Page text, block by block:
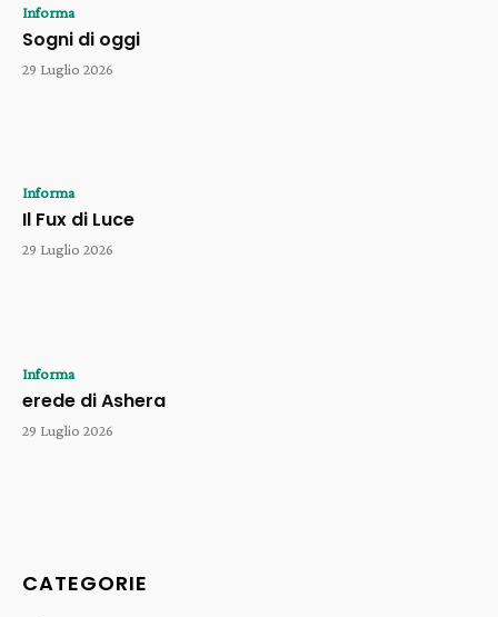
Informa
Sogni di oggi
29 Luglio 2026
Informa
Il Fux di Luce
29 Luglio 2026
Informa
erede di Ashera
29 Luglio 2026
CATEGORIE